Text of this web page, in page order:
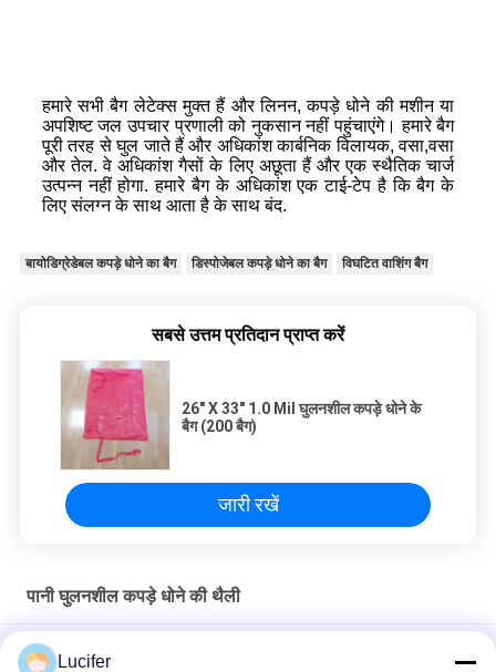
हमारे सभी बैग लेटेक्स मुक्त हैं और लिनन, कपड़े धोने की मशीन या
अपशिष्ट जल उपचार प्रणाली को नुकसान नहीं पहुंचाएंगे। हमारे बैग
पूरी तरह से घुल जाते हैं और अधिकांश कार्बनिक विलायक, वसा,वसा
और तेल. वे अधिकांश गैसों के लिए अछूता हैं और एक स्थैतिक चार्ज
उत्पन्न नहीं होगा. हमारे बैग के अधिकांश एक टाई-टेप है कि बैग के
लिए संलग्न के साथ आता है के साथ बंद.
बायोडिग्रेडेबल कपड़े धोने का बैग डिस्पोजेबल कपड़े धोने का बैग विघटित वाशिंग बैग
सबसे उत्तम प्रतिदान प्राप्त करें
26" X 33" 1.0 Mil घुलनशील कपड़े धोने के
बैग (200 बैग)
जारी रखें
पानी घुलनशील कपड़े धोने की थैली
मेडिकल / अस्पताल के लिए लाल डिस्पोजेबल प्लास्टिक पानी घुलनशील कपड़े धोने का
Lucifer